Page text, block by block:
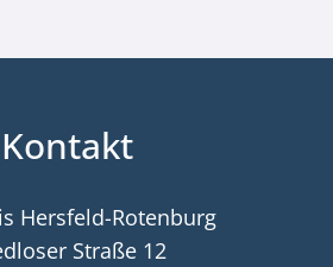
Kontakt
Hersfeld-Rotenburg
Straße 12